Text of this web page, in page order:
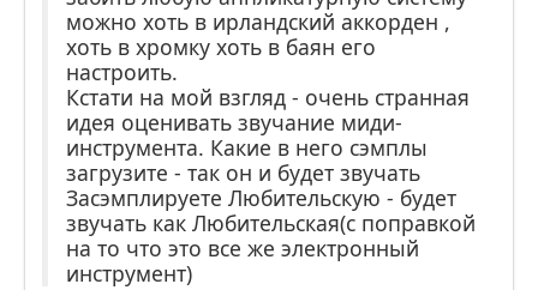
можно хоть в ирландский аккорден ,
хоть в хромку хоть в баян его
настроить.
Кстати на мой взгляд - очень странная
идея оценивать звучание миди-
инструмента. Какие в него сэмплы
загрузите - так он и будет звучать
Засэмплируете Любительскую - будет
звучать как Любительская(с поправкой
на то что это все же электронный
инструмент)